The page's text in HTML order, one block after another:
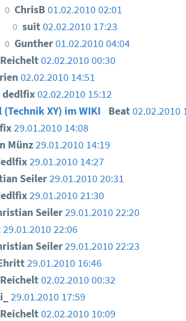
0 ChrisB01.02.2010 02:01
0 suit02.02.2010 17:23
0 Gunther01.02.2010 04:04
02.02.2010 00:30
02.02.2010 14:51
dedlfix02.02.2010 15:12
(Technik XY) im WIKI Beat02.02.2010
29.01.2010 14:08
Münz29.01.2010 14:19
29.01.2010 14:27
Seiler29.01.2010 20:31
29.01.2010 21:30
Seiler29.01.2010 22:20
29.01.2010 22:06
Seiler29.01.2010 22:23
29.01.2010 16:46
02.02.2010 00:32
29.01.2010 17:59
02.02.2010 10:09